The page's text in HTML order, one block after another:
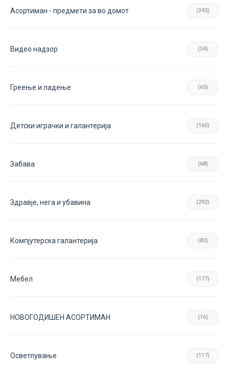
Асортиман - предмети за во домот (395)
Видео надзор (34)
Греење и ладење (65)
Детски играчки и галантерија (165)
Забава (68)
Здравје, нега и убавина (292)
Компјутерска галантерија (82)
Мебел (177)
НОВОГОДИШЕН АСОРТИМАН (16)
Осветлување (117)